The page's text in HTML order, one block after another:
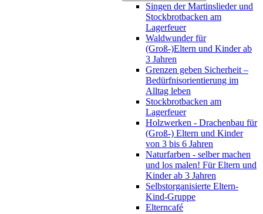
Singen der Martinslieder und
Stockbrotbacken am
Lagerfeuer
Waldwunder für
(Groß-)Eltern und Kinder ab
3 Jahren
Grenzen geben Sicherheit –
Bedürfnisorientierung im
Alltag leben
Stockbrotbacken am
Lagerfeuer
Holzwerken - Drachenbau für
(Groß-) Eltern und Kinder
von 3 bis 6 Jahren
Naturfarben - selber machen
und los malen! Für Eltern und
Kinder ab 3 Jahren
Selbstorganisierte Eltern-
Kind-Gruppe
Elterncafé